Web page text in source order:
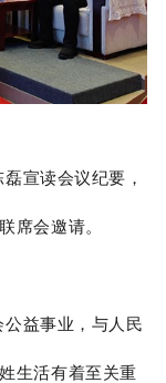
宣读会议纪要，
席会邀请。
益事业，与人民
生活有着至关重